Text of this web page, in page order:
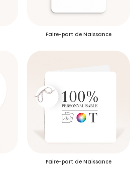
Faire-part de Naissance
Faire-part de Naissance